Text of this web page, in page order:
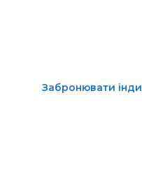
Забронювати